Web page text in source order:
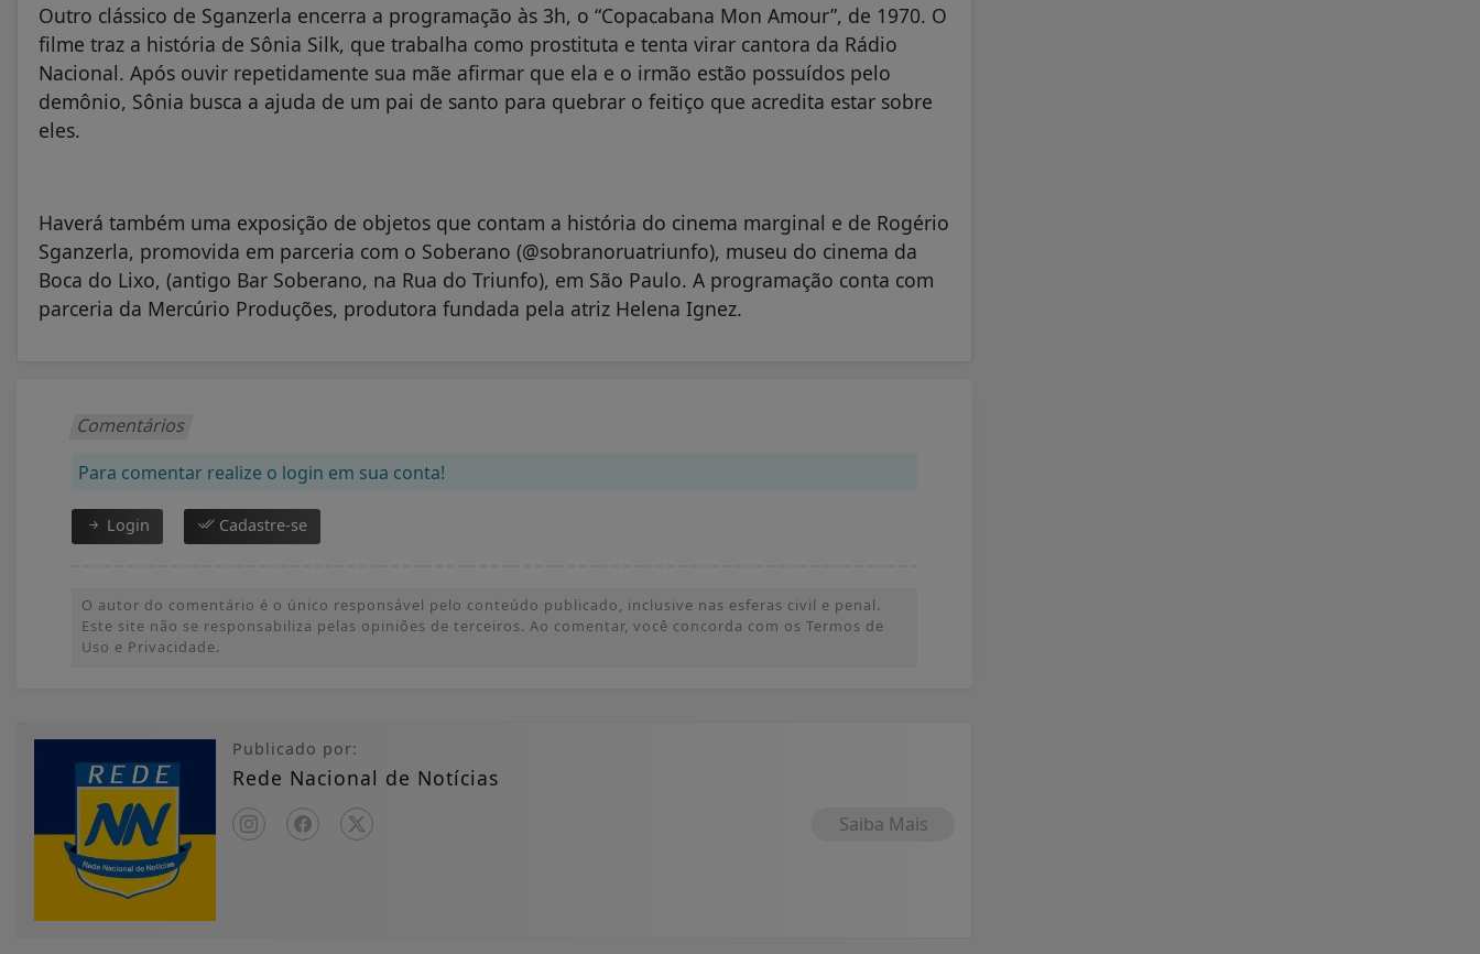
Outro clássico de Sganzerla encerra a programação às 3h, o “Copacabana Mon Amour”, de 1970. O
filme traz a história de Sônia Silk, que trabalha como prostituta e tenta virar cantora da Rádio
Nacional. Após ouvir repetidamente sua mãe afirmar que ela e o irmão estão possuídos pelo
demônio, Sônia busca a ajuda de um pai de santo para quebrar o feitiço que acredita estar sobre
eles.
Haverá também uma exposição de objetos que contam a história do cinema marginal e de Rogério
Sganzerla, promovida em parceria com o Soberano (@sobranoruatriunfo), museu do cinema da
Boca do Lixo, (antigo Bar Soberano, na Rua do Triunfo), em São Paulo. A programação conta com
parceria da Mercúrio Produções, produtora fundada pela atriz Helena Ignez.
Comentários
Para comentar realize o login em sua conta!
Login Cadastre-se
O autor do comentário é o único responsável pelo conteúdo publicado, inclusive nas esferas civil e penal.
Este site não se responsabiliza pelas opiniões de terceiros. Ao comentar, você concorda com os Termos de
Uso e Privacidade.
Publicado por:
Rede Nacional de Notícias
Saiba Mais